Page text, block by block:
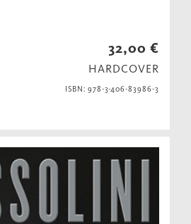
32,00 €
HARDCOVER
ISBN: 978-3-406-83986-3